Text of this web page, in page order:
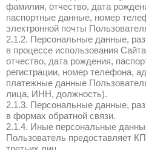
использование
1.4. Принимая
свое согласие на
предусмотренных
на передачу
перечисленных в
1.5. Используя Сайт
принимает данные
и обработкой